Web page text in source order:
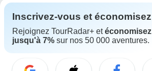
Inscrivez-vous et économisez
Rejoignez TourRadar+ etéconomisez
jusqu'à 7% sur nos 50 000 aventures.